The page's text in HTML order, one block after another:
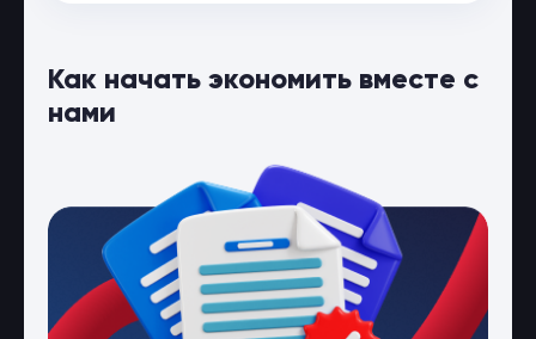
Как начать экономить вместе с
нами